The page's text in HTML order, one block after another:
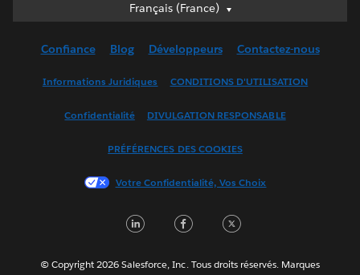
Français (France)
Français (France)
English (UK)
Français (Canada)
한국어
Português
Confiance Blog Développeurs Contactez-nous
Informations Juridiques CONDITIONS D'UTILISATION
Confidentialité DIVULGATION RESPONSABLE
PRÉFÉRENCES DES COOKIES
Votre Confidentialité, Vos Choix
LinkedInFacebook
© Copyright 2026 Salesforce, Inc. Tous droits réservés. Marques